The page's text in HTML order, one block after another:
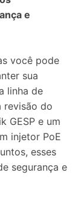
e
você pode
sua
linha de
revisão do
GESP e um
injetor PoE
esses
segurança e